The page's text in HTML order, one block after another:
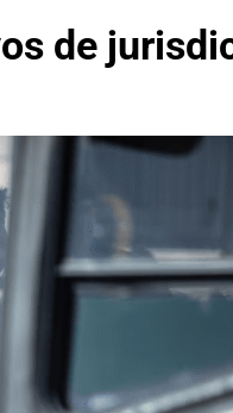
de